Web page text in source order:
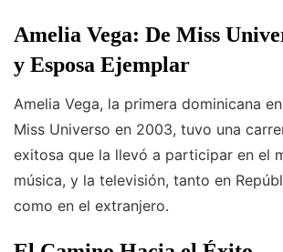
Amelia Vega: De Miss
y Esposa Ejemplar
Amelia Vega, la primera dominicana
Miss Universo en 2003, tuvo una
exitosa que la llevó a participar en el
música, y la televisión, tanto en
como en el extranjero.